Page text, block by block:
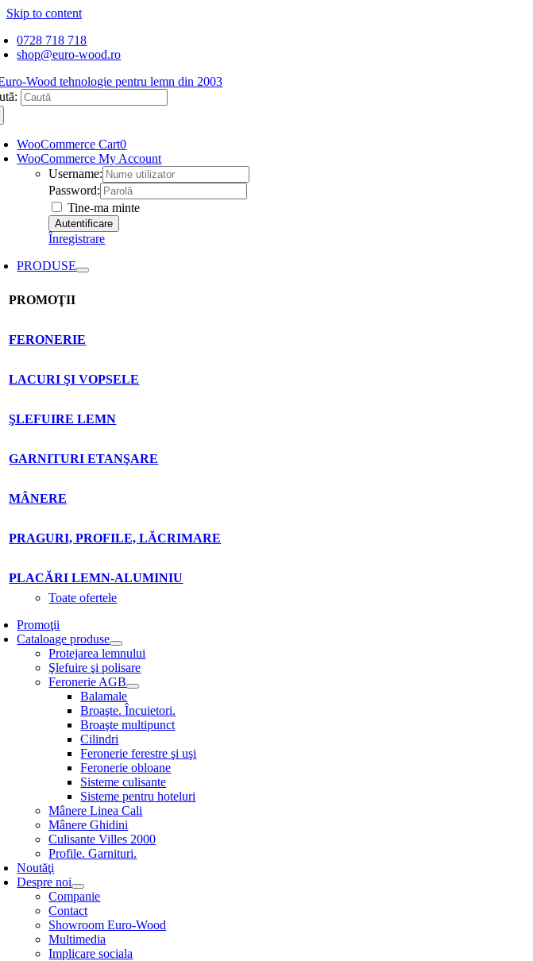
Skip to content
0728 718 718
shop@euro-wood.ro
WooCommerce Cart0
WooCommerce My Account
Username:
Password:
Tine-ma minte
Înregistrare
PRODUSE
PROMOŢII
FERONERIE
LACURI ŞI VOPSELE
ŞLEFUIRE LEMN
GARNITURI ETANŞARE
MÂNERE
PRAGURI, PROFILE, LĂCRIMARE
PLACĂRI LEMN-ALUMINIU
Toate ofertele
Promoţii
Cataloage produse
Protejarea lemnului
Şlefuire şi polisare
Feronerie AGB
Balamale
Broaşte. Încuietori.
Broaşte multipunct
Cilindri
Feronerie ferestre şi uşi
Feronerie obloane
Sisteme culisante
Sisteme pentru hoteluri
Mânere Linea Cali
Mânere Ghidini
Culisante Villes 2000
Profile. Garnituri.
Noutăţi
Despre noi
Companie
Contact
Showroom Euro-Wood
Multimedia
Implicare sociala